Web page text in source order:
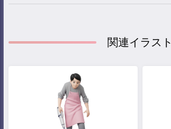
関連イラスト